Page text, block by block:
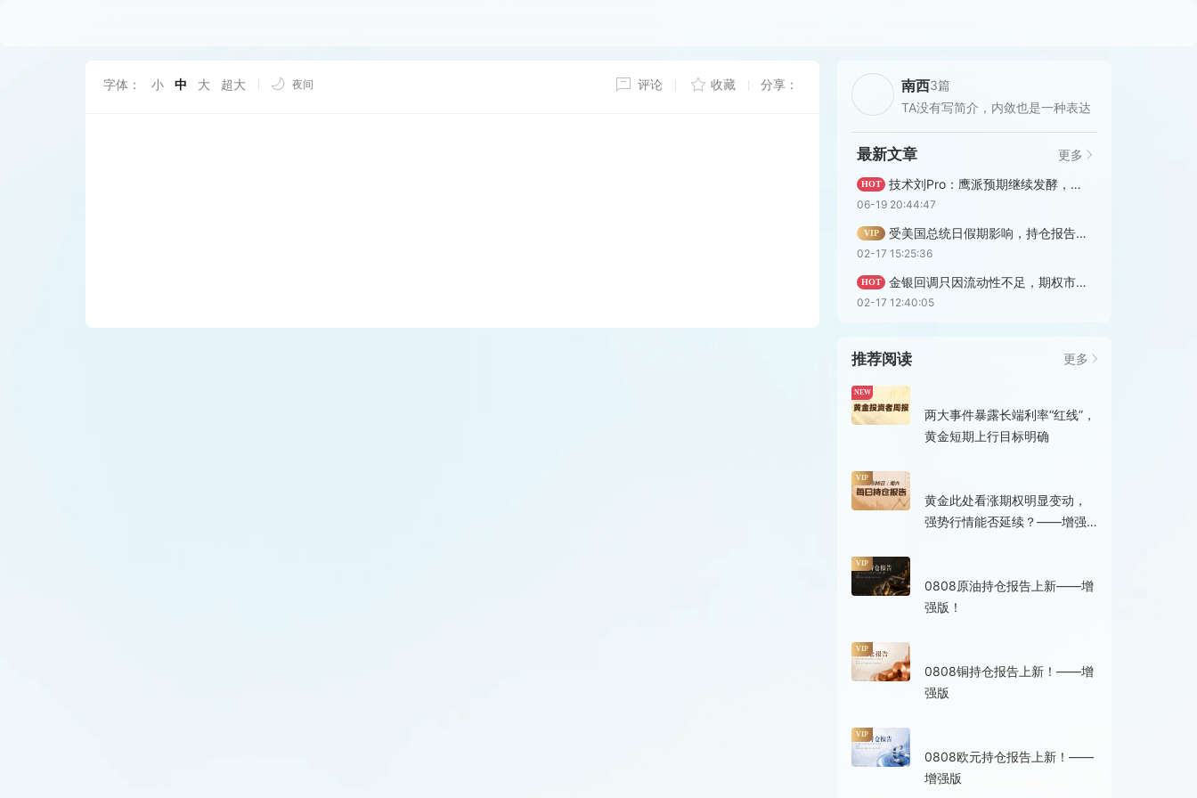
字体： 小 中 大 超大 夜间 评论 收藏 分享： 南西3篇
TA没有写简介，内敛也是一种表达
最新文章 更多
HOT 技术刘Pro：鹰派预期继续发酵，黄金短线反弹能否更进一步？
06-19 20:44:47
VIP 受美国总统日假期影响，持仓报告停更一天
02-17 15:25:36
HOT 金银回调只因流动性不足，期权市场为极端上涨买彩票
02-17 12:40:05
推荐阅读 更多
NEW
两大事件暴露长端利率“红线”，
黄金短期上行目标明确
VIP
黄金此处看涨期权明显变动，
强势行情能否延续？——增强
VIP
0808原油持仓报告上新——增
强版！
VIP
0808铜持仓报告上新！——增
强版
VIP
0808欧元持仓报告上新！——
增强版